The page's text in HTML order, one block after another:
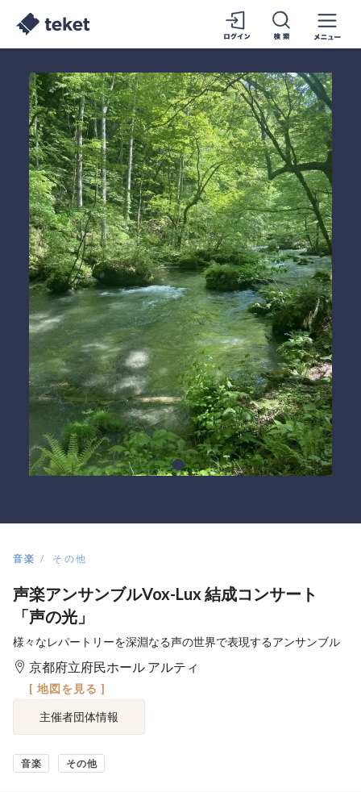
音楽 その他
声楽アンサンブルVox-Lux 結成コンサート
「声の光」
様々なレパートリーを深淵なる声の世界で表現するアンサンブル
京都府立府民ホール アルティ
[ 地図を見る ]
主催者団体情報
音楽 その他